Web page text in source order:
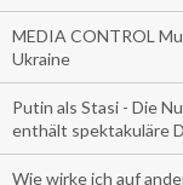
MEDIA CONTROL
Ukraine
Putin als Stasi - Die
enthält spektakuläre
Wie wirke ich auf